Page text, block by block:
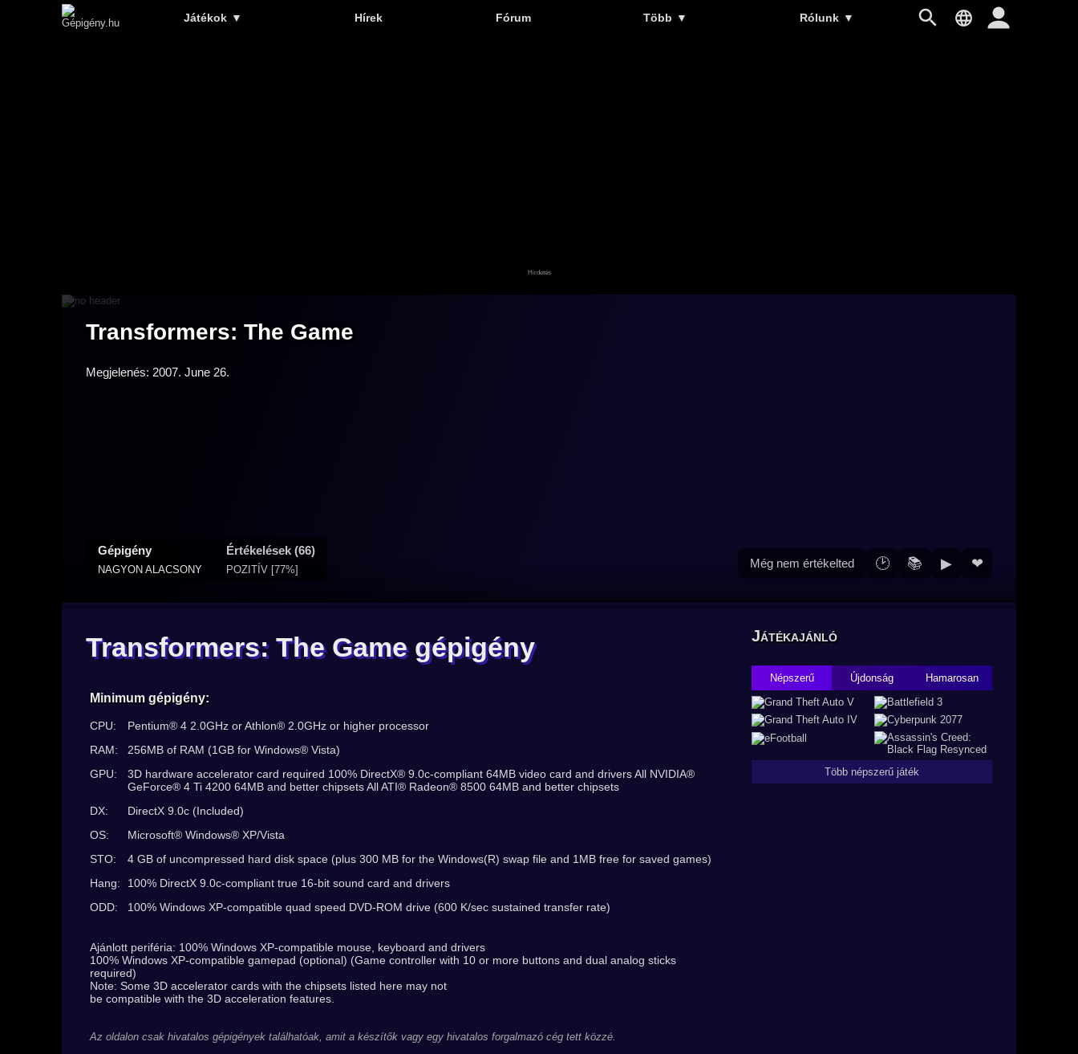
Játékok ▼ Hírek Fórum Több ▼ Rólunk ▼
Transformers: The Game
Megjelenés: 2007. June 26.
Gépigény
NAGYON ALACSONY
Értékelések (66)
POZITÍV [77%] Még nem értékelted 🕑 📚 ▶ ❤
Transformers: The Game gépigény
Minimum gépigény:
CPU:
Pentium® 4 2.0GHz or Athlon® 2.0GHz or higher processor
RAM:
256MB of RAM (1GB for Windows® Vista)
GPU:
3D hardware accelerator card required 100% DirectX® 9.0c-compliant 64MB video card and drivers All NVIDIA®
GeForce® 4 Ti 4200 64MB and better chipsets All ATI® Radeon® 8500 64MB and better chipsets
DX:
DirectX 9.0c (Included)
OS:
Microsoft® Windows® XP/Vista
STO:
4 GB of uncompressed hard disk space (plus 300 MB for the Windows(R) swap file and 1MB free for saved games)
Hang:
100% DirectX 9.0c-compliant true 16-bit sound card and drivers
ODD:
100% Windows XP-compatible quad speed DVD-ROM drive (600 K/sec sustained transfer rate)
Ajánlott periféria: 100% Windows XP-compatible mouse, keyboard and drivers
100% Windows XP-compatible gamepad (optional) (Game controller with 10 or more buttons and dual analog sticks
required)
Note: Some 3D accelerator cards with the chipsets listed here may not
be compatible with the 3D acceleration features.
Az oldalon csak hivatalos gépigények találhatóak, amit a készítők vagy egy hivatalos forgalmazó cég tett közzé.
Játékajánló
Népszerű Újdonság Hamarosan
Több népszerű játék